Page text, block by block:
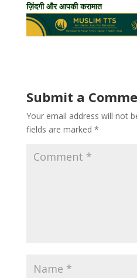
ज़िंदगी और आपकी करामात
Submit a
Your email address will not
fields are marked *